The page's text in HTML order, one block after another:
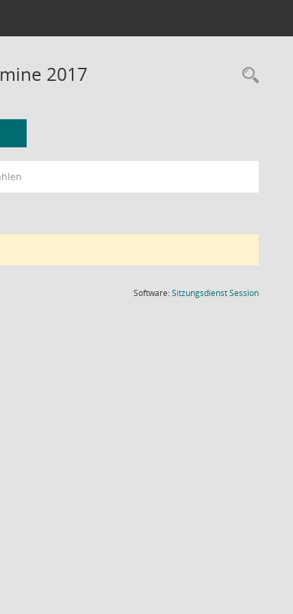
2017
Software:SitzungsdienstSession(Wird in